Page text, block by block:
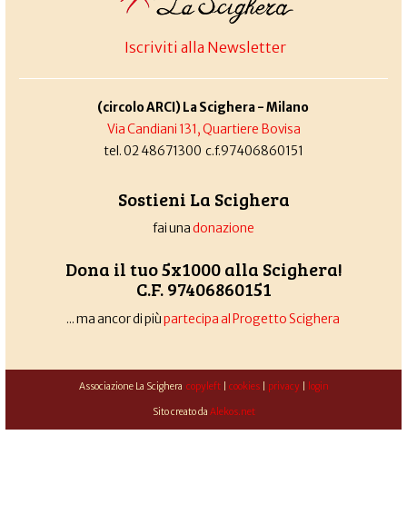
Iscriviti alla Newsletter
(circolo ARCI) La Scighera - Milano
Via Candiani 131, Quartiere Bovisa
tel. 02 48671300 c.f.97406860151
Sostieni La Scighera
fai unadonazione
Dona il tuo 5x1000 alla Scighera!
C.F. 97406860151
... ma ancor di piùpartecipa al Progetto Scighera
Associazione La Scighera copyleft| cookies| privacy| login
Sito creato da Alekos.net